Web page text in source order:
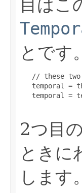
目はこ
とです。
// these
temporal =
temporal =
2つ目
ときに
します。